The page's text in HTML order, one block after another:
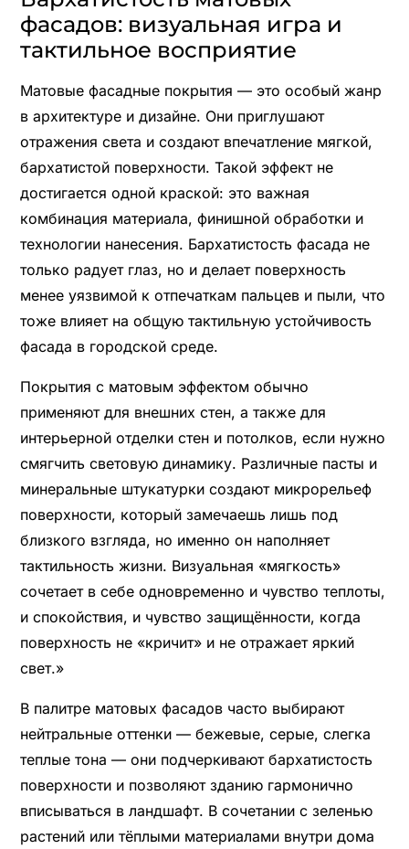
фасадов: визуальная игра и
тактильное восприятие
Матовые фасадные покрытия — это особый жанр
в архитектуре и дизайне. Они приглушают
отражения света и создают впечатление мягкой,
бархатистой поверхности. Такой эффект не
достигается одной краской: это важная
комбинация материала, финишной обработки и
технологии нанесения. Бархатистость фасада не
только радует глаз, но и делает поверхность
менее уязвимой к отпечаткам пальцев и пыли, что
тоже влияет на общую тактильную устойчивость
фасада в городской среде.
Покрытия с матовым эффектом обычно
применяют для внешних стен, а также для
интерьерной отделки стен и потолков, если нужно
смягчить световую динамику. Различные пасты и
минеральные штукатурки создают микрорельеф
поверхности, который замечаешь лишь под
близкого взгляда, но именно он наполняет
тактильность жизни. Визуальная «мягкость»
сочетает в себе одновременно и чувство теплоты,
и спокойствия, и чувство защищённости, когда
поверхность не «кричит» и не отражает яркий
свет.»
В палитре матовых фасадов часто выбирают
нейтральные оттенки — бежевые, серые, слегка
теплые тона — они подчеркивают бархатистость
поверхности и позволяют зданию гармонично
вписываться в ландшафт. В сочетании с зеленью
растений или тёплыми материалами внутри дома